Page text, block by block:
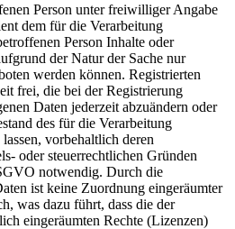
Person unter freiwilliger Angabe
dem für die Verarbeitung
Person Inhalte oder
der Natur der Sache nur
werden können. Registrierten
frei, die bei der Registrierung
Daten jederzeit abzuändern oder
des für die Verarbeitung
vorbehaltlich deren
oder steuerrechtlichen Gründen
notwendig. Durch die
ist keine Zuordnung eingeräumter
was dazu führt, dass die der
eingeräumten Rechte (Lizenzen)